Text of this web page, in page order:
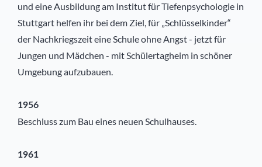
und eine Ausbildung am Institut für Tiefenpsychologie in
Stuttgart helfen ihr bei dem Ziel, für „Schlüsselkinder“
der Nachkriegszeit eine Schule ohne Angst - jetzt für
Jungen und Mädchen - mit Schülertagheim in schöner
Umgebung aufzubauen.
1956
Beschluss zum Bau eines neuen Schulhauses.
1961